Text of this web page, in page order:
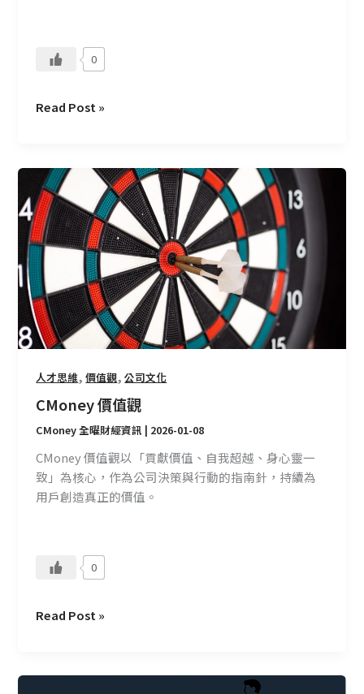
0
流
決
勝
點？
Read Post »
人才思維,價值觀,公司文化
CMoney 價值觀
CMoney 全曜財經資訊 | 2026-01-08
CMoney 價值觀以「貢獻價值、自我超越、身心靈一
致」為核心，作為公司決策與行動的指南針，持續為
用戶創造真正的價值。
0
CMoney
價
值
觀
Read Post »